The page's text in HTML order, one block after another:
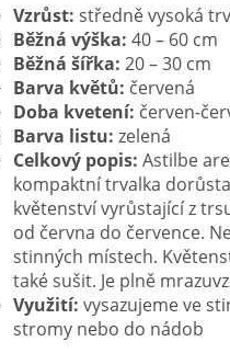
Vzrůst: středně vysoká
Běžná výška: 40 – 60 cm
Běžná šířka: 20 – 30
Barva květů:
Doba kvetení: červen-
Barva listu: zelená
Celkový popis: Astilbe
kompaktní trvalka
květenství vyrůstající z
od června do července.
stinných místech.
také sušit. Je plně
Využití: vysazujeme ve
stromy nebo do nádob